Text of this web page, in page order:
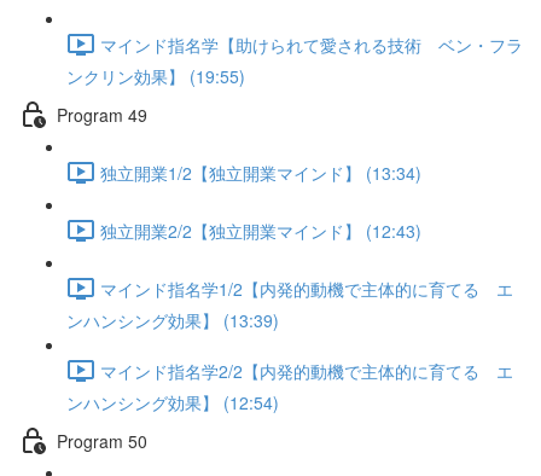
マインド指名学【助けられて愛される技術 ベン・フラ
ンクリン効果】 (19:55)
Program 49
独立開業1/2【独立開業マインド】 (13:34)
独立開業2/2【独立開業マインド】 (12:43)
マインド指名学1/2【内発的動機で主体的に育てる エ
ンハンシング効果】 (13:39)
マインド指名学2/2【内発的動機で主体的に育てる エ
ンハンシング効果】 (12:54)
Program 50